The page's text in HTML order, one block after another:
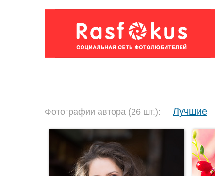
Фотографии автора (26 шт.): Лучшие